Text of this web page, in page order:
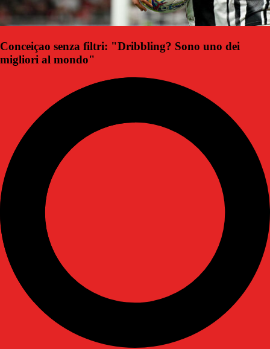
Conceiçao senza filtri: "Dribbling? Sono uno dei
migliori al mondo"